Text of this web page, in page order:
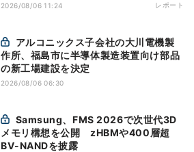
2026/08/06 11:24 レポート
作所、福島市に半導体製造装置向け部品
の新工場建設を決定
2026/08/06 06:30
メモリ構想を公開 zHBMや400層超
BV-NANDを披露